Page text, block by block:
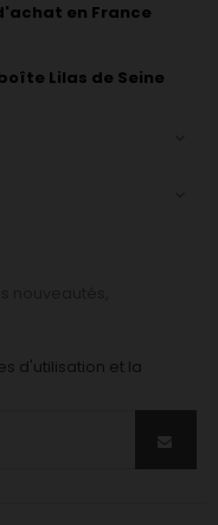
en France
Lilas de Seine
d'utilisation et la